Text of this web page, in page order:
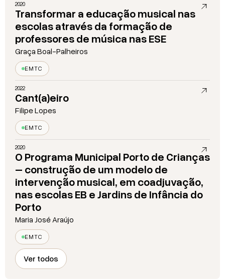
2020
Transformar a educação musical nas
escolas através da formação de
professores de música nas ESE
Graça Boal-Palheiros
EMTC
2022
Cant(a)eiro
Filipe Lopes
EMTC
2020
O Programa Municipal Porto de Crianças
– construção de um modelo de
intervenção musical, em coadjuvação,
nas escolas EB e Jardins de Infância do
Porto
Maria José Araújo
EMTC
Ver todos